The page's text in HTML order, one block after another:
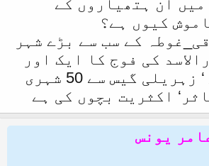
ان ہتھیاروں کے
کیوں ہے؟
کے سب سے بڑے شہر
کی فوج کا ایک اور
کیمیائی حملہ‘ زہریلی گیس سے 50 شہری
یونس